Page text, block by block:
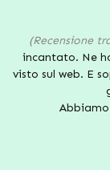
(Recensione
incantato. Ne
visto sul web. E